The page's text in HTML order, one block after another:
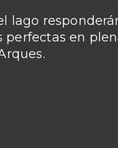
lago
perfectas en